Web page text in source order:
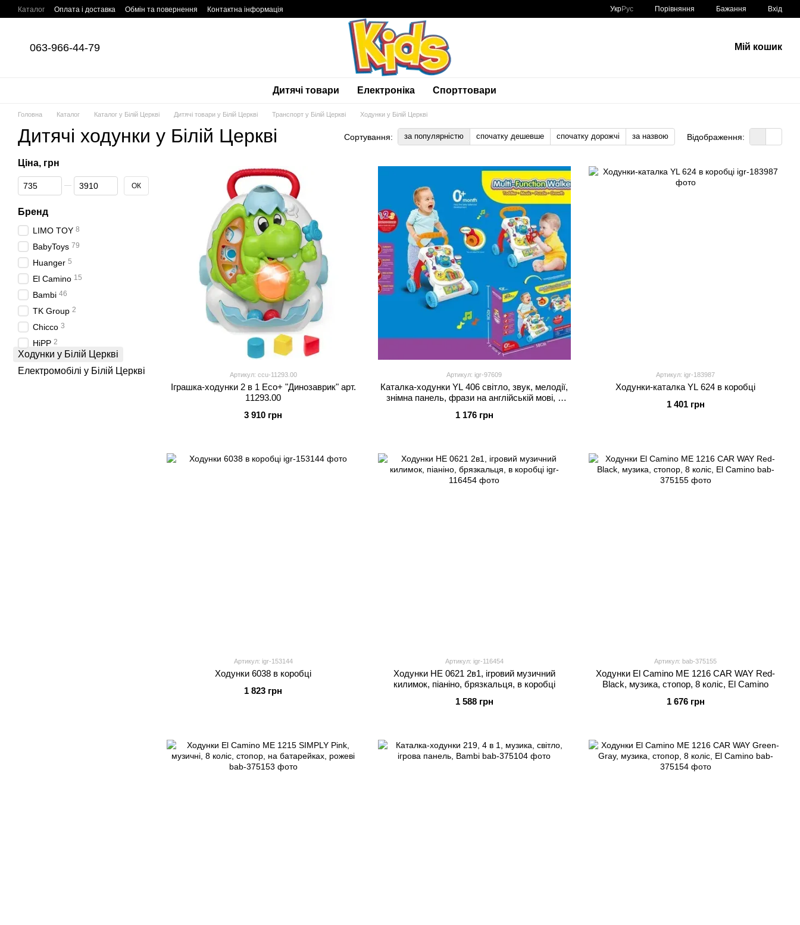
Перейти до основного контенту
Каталог Оплата і доставка Обмін та повернення Контактна інформація УкрРус Порівняння Бажання Вхід
063-966-44-79 Мій кошик
Дитячі товари Електроніка Спорттовари
Головна Каталог Каталог у Білій Церкві Дитячі товари у Білій Церкві Транспорт у Білій Церкві Ходунки у Білій Церкві
Дитячі ходунки у Білій Церкві Сортування: за популярністю спочатку дешевше спочатку дорожчі за назвою Відображення:
Артикул: ccu-11293.00
Іграшка-ходунки 2 в 1 Eco+ "Динозаврик" арт.
11293.00
3 910 грн
Артикул: igr-97609
Каталка-ходунки YL 406 світло, звук, мелодії,
знімна панель, фрази на англійській мові, в
1 176 грн
Артикул: igr-183987
Ходунки-каталка YL 624 в коробці
1 401 грн
Артикул: igr-153144
Ходунки 6038 в коробці
1 823 грн
Артикул: igr-116454
Ходунки HE 0621 2в1, ігровий музичний
килимок, піаніно, брязкальця, в коробці
1 588 грн
Артикул: bab-375155
Ходунки El Camino ME 1216 CAR WAY Red-
Black, музика, стопор, 8 коліс, El Camino
1 676 грн
Ціна, грн
Від Ціна, грн
До Ціна, грн ОК
Бренд
LIMO TOY 8
BabyToys 79
Huanger 5
El Camino 15
Bambi 46
TK Group 2
Chicco 3
HiPP 2
Ходунки у Білій Церкві
Електромобілі у Білій Церкві